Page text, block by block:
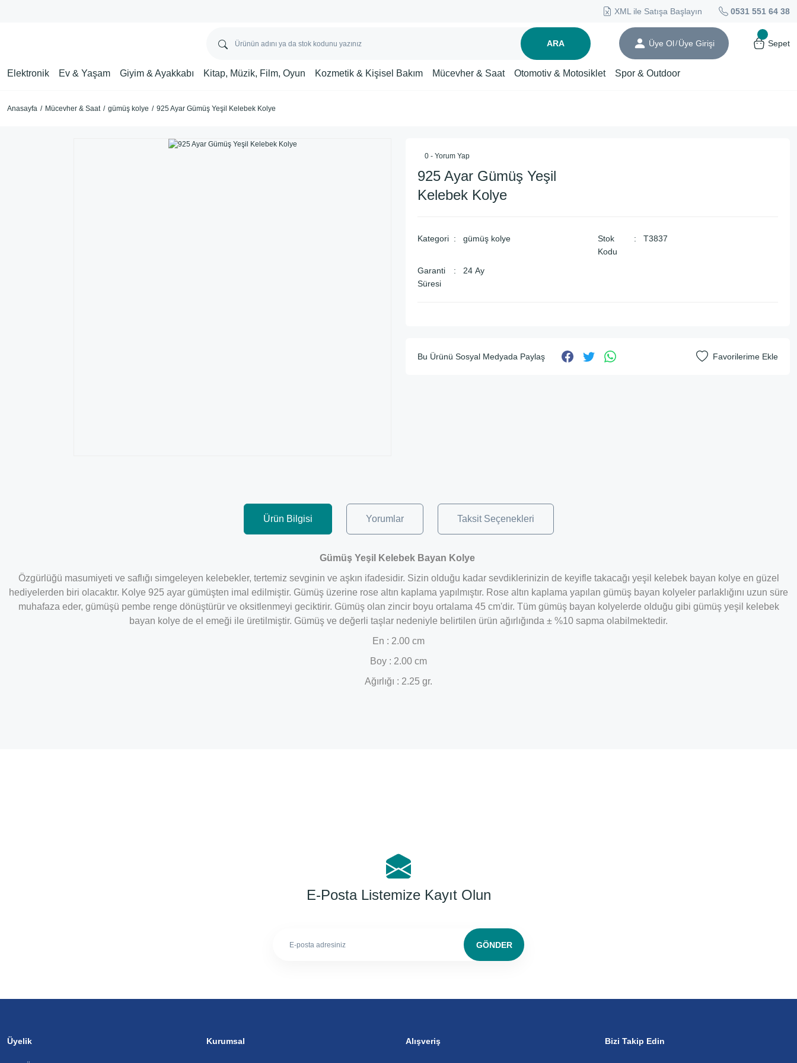
XML ile Satışa Başlayın 0531 551 64 38
ARA Üye Ol/ Üye Girişi Sepet
Elektronik Ev & Yaşam Giyim & Ayakkabı Kitap, Müzik, Film, Oyun Kozmetik & Kişisel Bakım Mücevher & Saat Otomotiv & Motosiklet Spor & Outdoor
Anasayfa Mücevher & Saat gümüş kolye 925 Ayar Gümüş Yeşil Kelebek Kolye
0 - Yorum Yap
925 Ayar Gümüş Yeşil
Kelebek Kolye
Kategori gümüş kolye
Stok
Kodu
T3837
Garanti
Süresi
24 Ay
Bu Ürünü Sosyal Medyada Paylaş
Ürün Bilgisi Yorumlar Taksit Seçenekleri
Gümüş Yeşil Kelebek Bayan Kolye
Özgürlüğü masumiyeti ve saflığı simgeleyen kelebekler, tertemiz sevginin ve aşkın ifadesidir. Sizin olduğu kadar sevdiklerinizin de keyifle takacağı yeşil kelebek bayan kolye en güzel
hediyelerden biri olacaktır. Kolye 925 ayar gümüşten imal edilmiştir. Gümüş üzerine rose altın kaplama yapılmıştır. Rose altın kaplama yapılan gümüş bayan kolyeler parlaklığını uzun süre
muhafaza eder, gümüşü pembe renge dönüştürür ve oksitlenmeyi geciktirir. Gümüş olan zincir boyu ortalama 45 cm'dir. Tüm gümüş bayan kolyelerde olduğu gibi gümüş yeşil kelebek
bayan kolye de el emeği ile üretilmiştir. Gümüş ve değerli taşlar nedeniyle belirtilen ürün ağırlığında ± %10 sapma olabilmektedir.
En : 2.00 cm
Boy : 2.00 cm
Ağırlığı : 2.25 gr.
E-Posta Listemize Kayıt Olun
GÖNDER
Üyelik Kurumsal Alışveriş Bizi Takip Edin